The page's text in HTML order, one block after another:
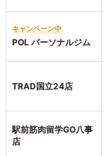
キャンペーン中
POL パーソナルジム
TRAD国立24店
駅前筋肉留学GO八事
店